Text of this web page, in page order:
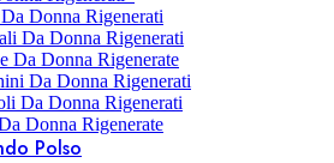
Donna Rigenerati
Da Donna Rigenerati
Da Donna Rigenerate
Da Donna Rigenerati
Da Donna Rigenerati
Donna Rigenerate
Polso